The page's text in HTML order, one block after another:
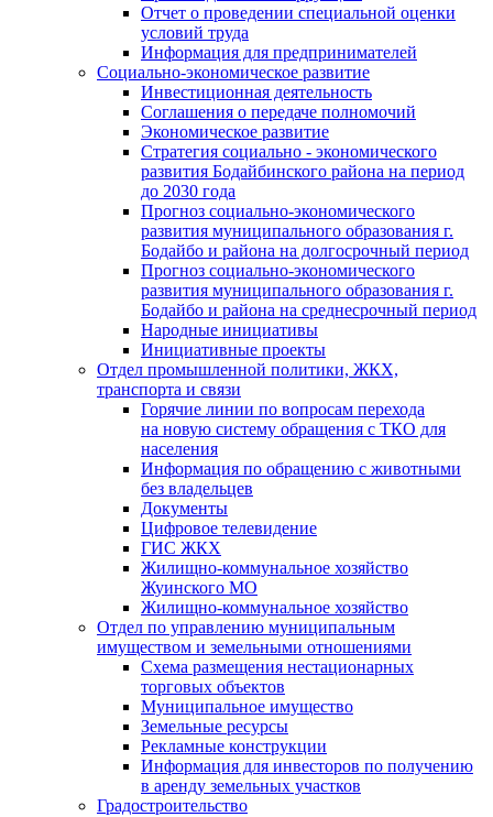
Отчет о проведении специальной оценки
условий труда
Информация для предпринимателей
Социально-экономическое развитие
Инвестиционная деятельность
Соглашения о передаче полномочий
Экономическое развитие
Стратегия социально - экономического
развития Бодайбинского района на период
до 2030 года
Прогноз социально-экономического
развития муниципального образования г.
Бодайбо и района на долгосрочный период
Прогноз социально-экономического
развития муниципального образования г.
Бодайбо и района на среднесрочный период
Народные инициативы
Инициативные проекты
Отдел промышленной политики, ЖКХ,
транспорта и связи
Горячие линии по вопросам перехода
на новую систему обращения с ТКО для
населения
Информация по обращению с животными
без владельцев
Документы
Цифровое телевидение
ГИС ЖКХ
Жилищно-коммунальное хозяйство
Жуинского МО
Жилищно-коммунальное хозяйство
Отдел по управлению муниципальным
имуществом и земельными отношениями
Схема размещения нестационарных
торговых объектов
Муниципальное имущество
Земельные ресурсы
Рекламные конструкции
Информация для инвесторов по получению
в аренду земельных участков
Градостроительство